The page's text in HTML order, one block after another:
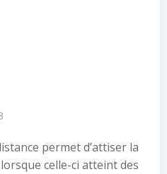
permet d’attiser la
celle-ci atteint des